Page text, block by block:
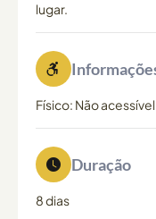
lugar.
Físico: Não
Duração
8 dias